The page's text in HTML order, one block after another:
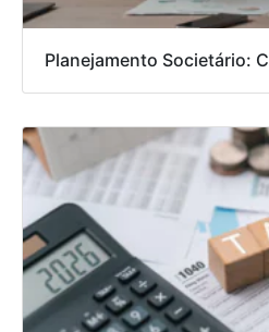
Planejamento Societário: